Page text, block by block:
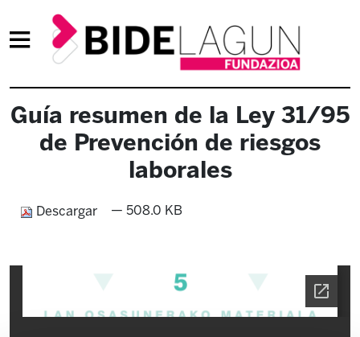
Guía resumen de la Ley 31/95
de Prevención de riesgos
laborales
Descargar — 508.0 KB